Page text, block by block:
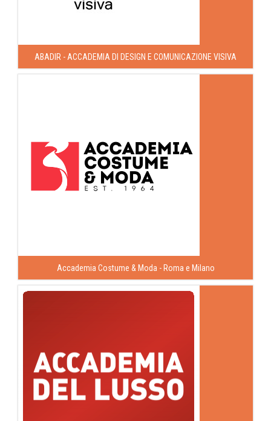
ABADIR - ACCADEMIA DI DESIGN E COMUNICAZIONE VISIVA
Accademia Costume & Moda - Roma e Milano